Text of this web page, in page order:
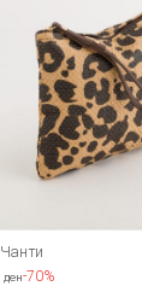
Чанти
ден-70%